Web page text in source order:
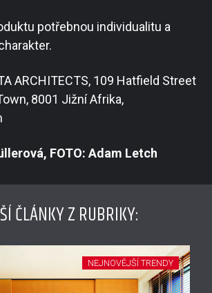
potřebnou individualitu a
ARCHITECTS, 109 Hatfield Street
8001 Jižní Afrika,
FOTO: Adam Letch
ČLÁNKY Z RUBRIKY:
NEJNOVĚJŠÍ TRENDY